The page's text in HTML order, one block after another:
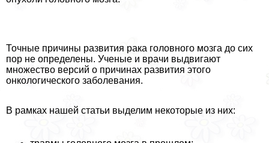
Точные причины развития paка головного мозга до сих
пор не определены. Ученые и врачи выдвигают
множество версий о причинах развития этого
oнкoлoгического заболевания.
В рамках нашей статьи выделим некоторые из них: